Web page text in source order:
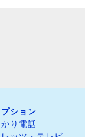
ション
り電話